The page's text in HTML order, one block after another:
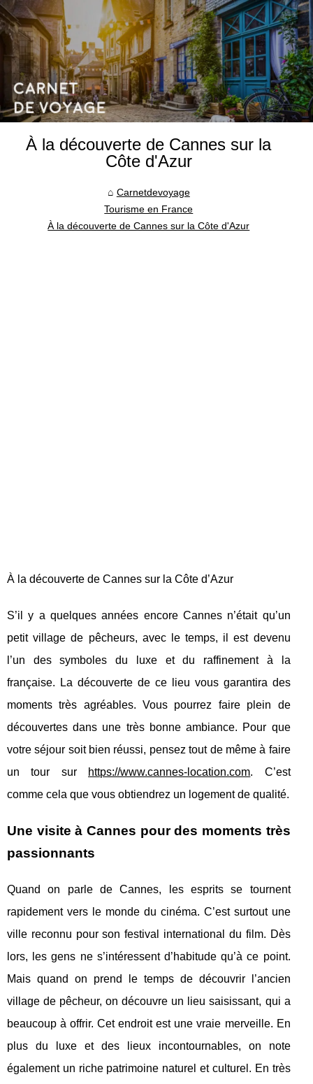
À la découverte de Cannes sur la
Côte d'Azur
Carnetdevoyage
Tourisme en France
À la découverte de Cannes sur la Côte d'Azur
À la découverte de Cannes sur la Côte d’Azur
S’il y a quelques années encore Cannes n’était qu’un
petit village de pêcheurs, avec le temps, il est devenu
l’un des symboles du luxe et du raffinement à la
française. La découverte de ce lieu vous garantira des
moments très agréables. Vous pourrez faire plein de
découvertes dans une très bonne ambiance. Pour que
votre séjour soit bien réussi, pensez tout de même à faire
un tour sur
https://www.cannes-location.com. C’est
comme cela que vous obtiendrez un logement de qualité.
Une visite à Cannes pour des moments très
passionnants
Quand on parle de Cannes, les esprits se tournent
rapidement vers le monde du cinéma. C’est surtout une
ville reconnu pour son festival international du film. Dès
lors, les gens ne s’intéressent d’habitude qu’à ce point.
Mais quand on prend le temps de découvrir l’ancien
village de pêcheur, on découvre un lieu saisissant, qui a
beaucoup à offrir. Cet endroit est une vraie merveille. En
plus du luxe et des lieux incontournables, on note
également un riche patrimoine naturel et culturel. En très